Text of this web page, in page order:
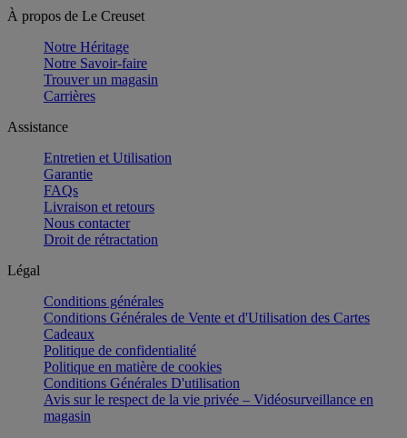
À propos de Le Creuset
Notre Héritage
Notre Savoir-faire
Trouver un magasin
Carrières
Assistance
Entretien et Utilisation
Garantie
FAQs
Livraison et retours
Nous contacter
Droit de rétractation
Légal
Conditions générales
Conditions Générales de Vente et d'Utilisation des Cartes
Cadeaux
Politique de confidentialité
Politique en matière de cookies
Conditions Générales D'utilisation
Avis sur le respect de la vie privée – Vidéosurveillance en
magasin